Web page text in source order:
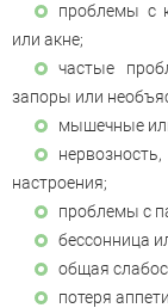
проблемы с
или акне;
частые
запоры или
мышечные
настроения;
проблемы с
бессонница
общая
потеря